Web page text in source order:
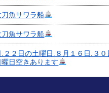
魚サワラ船
魚サワラ船
.２２日の土曜日.８月１６日.３０
曜日空きあります